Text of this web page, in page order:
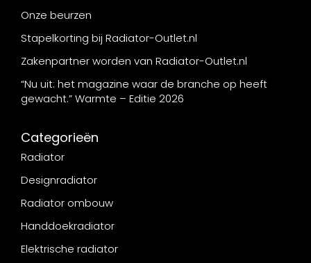
Onze beurzen
Stapelkorting bij Radiator-Outlet.nl
Zakenpartner worden van Radiator-Outlet.nl
“Nu uit: het magazine waar de branche op heeft
gewacht.” Warmte – Editie 2026
Categorieën
Radiator
Designradiator
Radiator ombouw
Handdoekradiator
Elektrische radiator